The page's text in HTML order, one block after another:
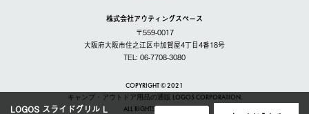
LOGOS スライドグリル L
株式会社アウティングスペース
〒559-0017
大阪府大阪市住之江区中加賀屋4丁目4番18号
TEL: 06-7708-3080
COPYRIGHT © 2021
キャンプ・アウトドア用品の通販 LOGOS CORPORATION.
ALL RIGHTS RESERVED